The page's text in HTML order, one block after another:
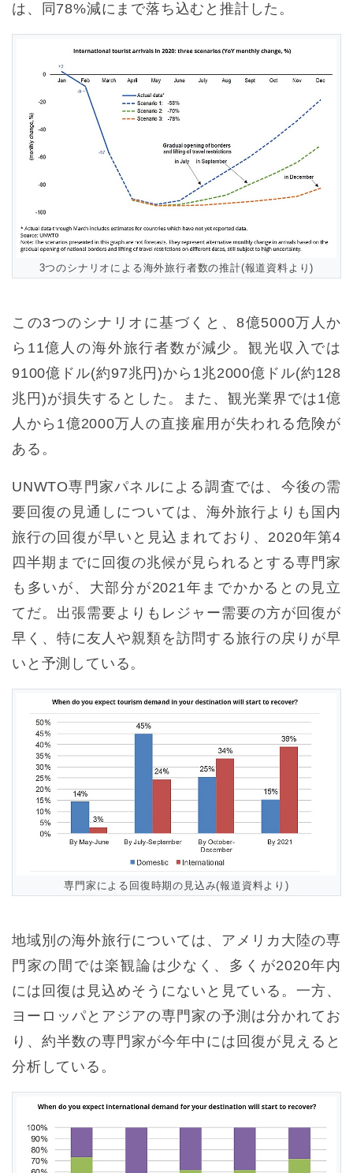
は、同78%減にまで落ち込むと推計した。
3つのシナリオによる海外旅行者数の推計(報道資料より)
この3つのシナリオに基づくと、8億5000万人か
ら11億人の海外旅行者数が減少。観光収入では
9100億ドル(約97兆円)から1兆2000億ドル(約128
兆円)が損失するとした。また、観光業界では1億
人から1億2000万人の直接雇用が失われる危険が
ある。
UNWTO専門家パネルによる調査では、今後の需
要回復の見通しについては、海外旅行よりも国内
旅行の回復が早いと見込まれており、2020年第4
四半期までに回復の兆候が見られるとする専門家
も多いが、大部分が2021年までかかるとの見立
てだ。出張需要よりもレジャー需要の方が回復が
早く、特に友人や親類を訪問する旅行の戻りが早
いと予測している。
専門家による回復時期の見込み(報道資料より)
地域別の海外旅行については、アメリカ大陸の専
門家の間では楽観論は少なく、多くが2020年内
には回復は見込めそうにないと見ている。一方、
ヨーロッパとアジアの専門家の予測は分かれてお
り、約半数の専門家が今年中には回復が見えると
分析している。